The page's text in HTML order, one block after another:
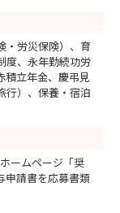
・労災保険）、育
度、永年勤続功労
積立年金、慶弔見
行）、保養・宿泊
ームページ「奨
申請書を応募書類